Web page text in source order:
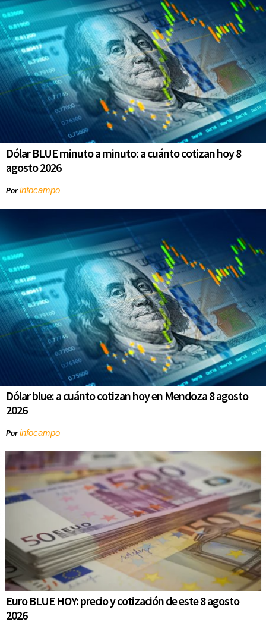
Dólar BLUE minuto a minuto: a cuánto cotizan hoy 8
agosto 2026
Porinfocampo
Dólar blue: a cuánto cotizan hoy en Mendoza 8 agosto
2026
Porinfocampo
Euro BLUE HOY: precio y cotización de este 8 agosto
2026